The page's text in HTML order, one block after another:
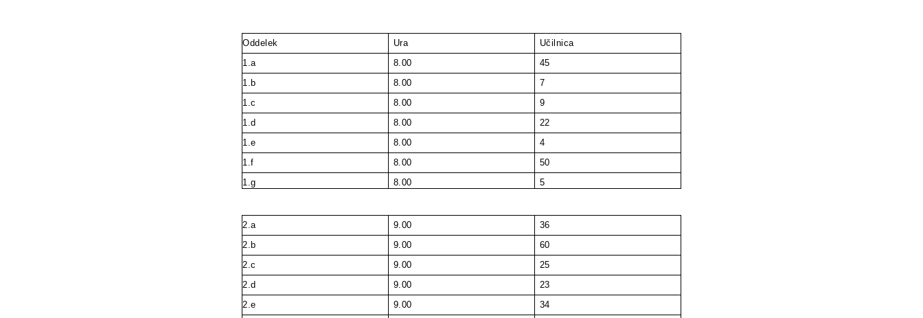
Oddelek Ura
Učilnica
1.a
8.00
45
1.b
8.00
7
1.c
8.00
9
1.d
8.00
22
1.e
8.00
4
1.f
8.00
50
1.g
8.00 5
2.a 9.00
36
2.b
9.00
60
2.c
9.00
25
2.d
9.00
23
2.e
9.00
34